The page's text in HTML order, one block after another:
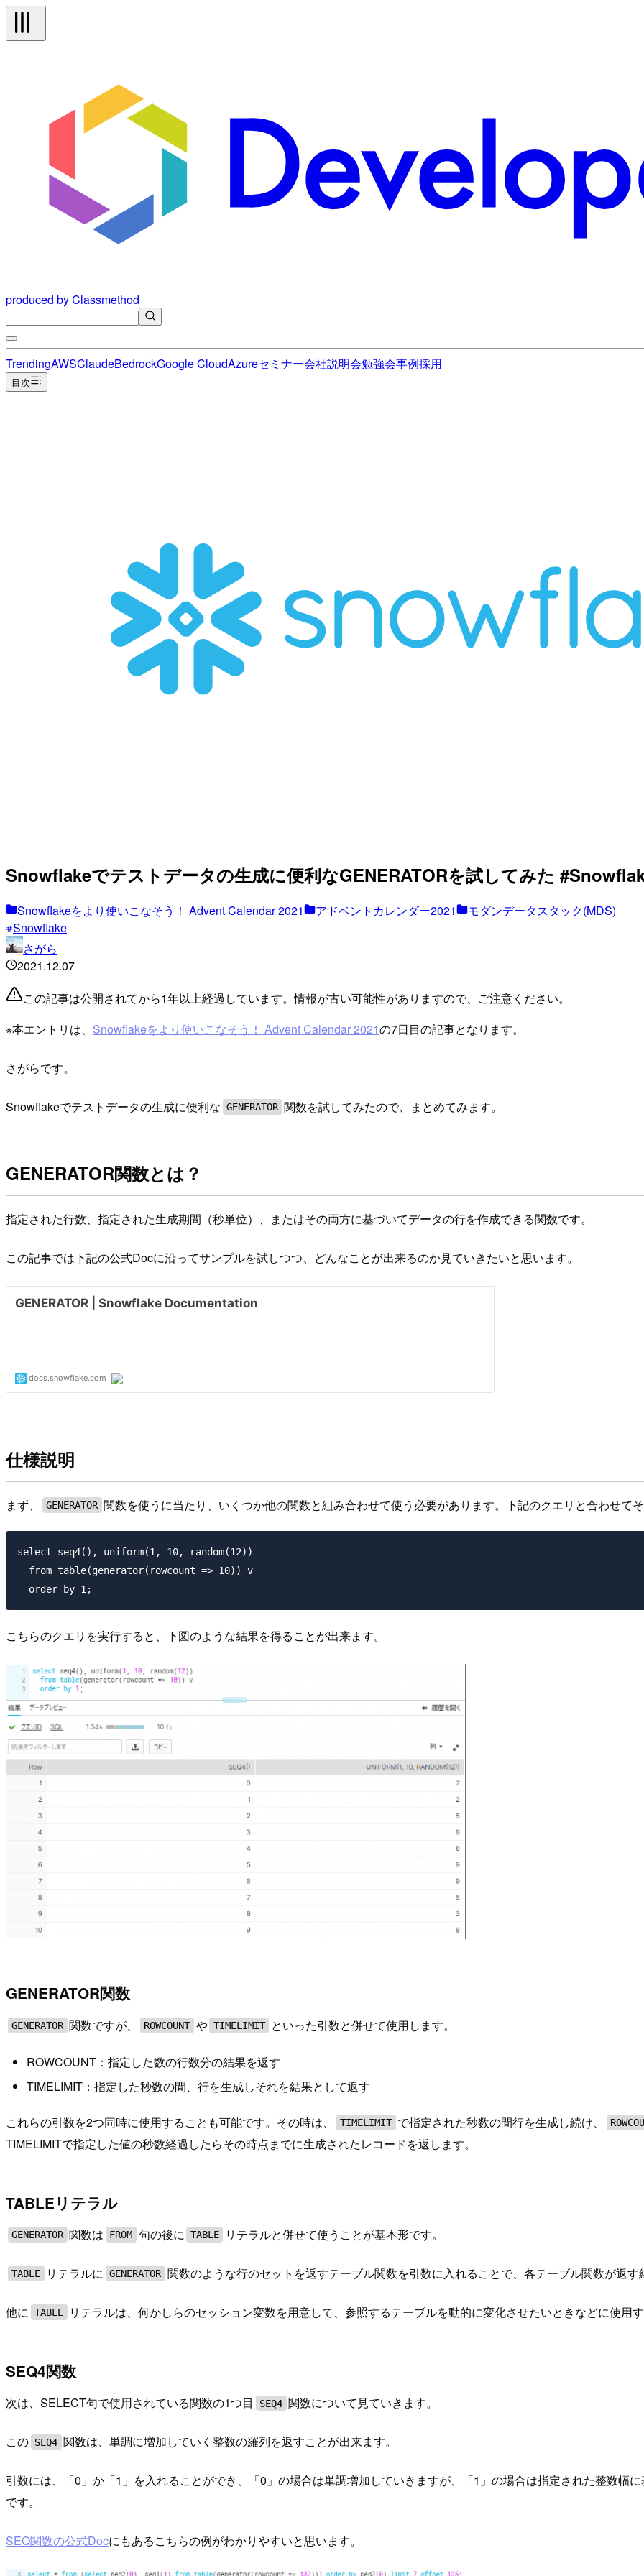
produced by Classmethod
TrendingAWSClaudeBedrockGoogle CloudAzureセミナー会社説明会勉強会事例採用
目次
Snowflakeでテストデータの生成に便利なGENERATORを試してみた
Snowflakeをより使いこなそう！ Advent Calendar 2021 アドベントカレンダー2021
モダンデータスタック(MDS)
Snowflake
さがら
2021.12.07
この記事は公開されてから1年以上経過しています。情報が古い可能性がありますので、ご注意ください。
※本エントリは、 Snowflakeをより使いこなそう！ Advent Calendar 2021の7日目の記事となります。
さがらです。
Snowflakeでテストデータの生成に便利な GENERATOR 関数を試してみたので、まとめてみます。
GENERATOR関数とは？
指定された行数、指定された生成期間（秒単位）、またはその両方に基づいてデータの行を作成できる関数です。
この記事では下記の公式Docに沿ってサンプルを試しつつ、どんなことが出来るのか見ていきたいと思います。
仕様説明
まず、 GENERATOR 関数を使うに当たり、いくつか他の関数と組み合わせて使う必要があります。下記のクエリと合わせて
select seq4(), uniform(1, 10, random(12))
  from table(generator(rowcount => 10)) v
こちらのクエリを実行すると、下図のような結果を得ることが出来ます。
GENERATOR関数
GENERATOR 関数ですが、 ROWCOUNT や TIMELIMIT といった引数と併せて使用します。
ROWCOUNT：指定した数の行数分の結果を返す
TIMELIMIT：指定した秒数の間、行を生成しそれを結果として返す
これらの引数を2つ同時に使用することも可能です。その時は、 TIMELIMIT で指定された秒数の間行を生成し続け、
TIMELIMITで指定した値の秒数経過したらその時点までに生成されたレコードを返します。
TABLEリテラル
GENERATOR 関数は FROM 句の後に TABLE リテラルと併せて使うことが基本形です。
TABLE リテラルに GENERATOR 関数のような行のセットを返すテーブル関数を引数に入れることで、各テーブル関数が返
他に TABLE リテラルは、何かしらのセッション変数を用意して、参照するテーブルを動的に変化させたいときなどに使用
SEQ4関数
次は、SELECT句で使用されている関数の1つ目 SEQ4 関数について見ていきます。
この SEQ4 関数は、単調に増加していく整数の羅列を返すことが出来ます。
引数には、「0」か「1」を入れることができ、「0」の場合は単調増加していきますが、「1」の場合は指定された整数幅
です。
SEQ関数の公式Docにもあるこちらの例がわかりやすいと思います。